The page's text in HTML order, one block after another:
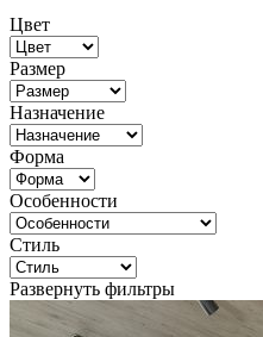
Цвет
Размер
Назначение
Форма
Особенности
Стиль
Развернуть фильтры